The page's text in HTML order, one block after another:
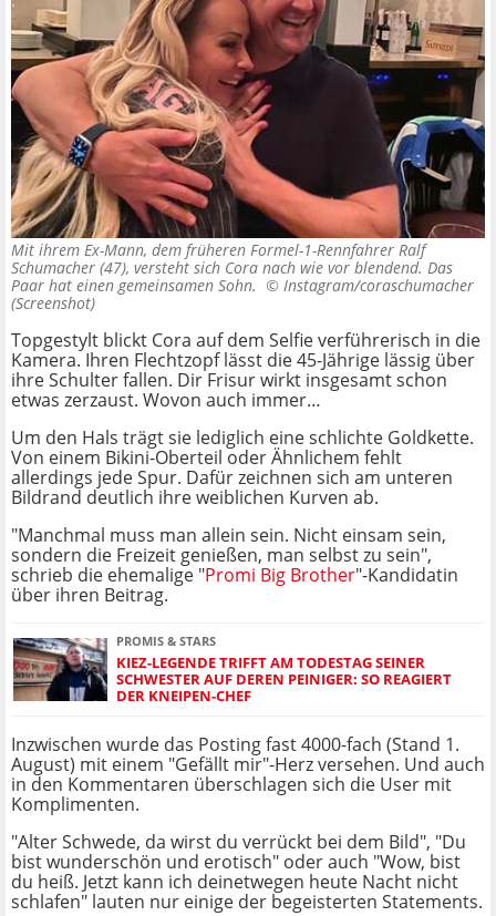
Mit ihrem Ex-Mann, dem früheren Formel-1-Rennfahrer Ralf
Schumacher (47), versteht sich Cora nach wie vor blendend. Das
Paar hat einen gemeinsamen Sohn. © Instagram/coraschumacher
(Screenshot)
Topgestylt blickt Cora auf dem Selfie verführerisch in die
Kamera. Ihren Flechtzopf lässt die 45-Jährige lässig über
ihre Schulter fallen. Dir Frisur wirkt insgesamt schon
etwas zerzaust. Wovon auch immer…
Um den Hals trägt sie lediglich eine schlichte Goldkette.
Von einem Bikini-Oberteil oder Ähnlichem fehlt
allerdings jede Spur. Dafür zeichnen sich am unteren
Bildrand deutlich ihre weiblichen Kurven ab.
"Manchmal muss man allein sein. Nicht einsam sein,
sondern die Freizeit genießen, man selbst zu sein",
schrieb die ehemalige "Promi Big Brother"-Kandidatin
über ihren Beitrag.
PROMIS & STARS
KIEZ-LEGENDE TRIFFT AM TODESTAG SEINER
SCHWESTER AUF DEREN PEINIGER: SO REAGIERT
DER KNEIPEN-CHEF
Inzwischen wurde das Posting fast 4000-fach (Stand 1.
August) mit einem "Gefällt mir"-Herz versehen. Und auch
in den Kommentaren überschlagen sich die User mit
Komplimenten.
"Alter Schwede, da wirst du verrückt bei dem Bild", "Du
bist wunderschön und erotisch" oder auch "Wow, bist
du heiß. Jetzt kann ich deinetwegen heute Nacht nicht
schlafen" lauten nur einige der begeisterten Statements.